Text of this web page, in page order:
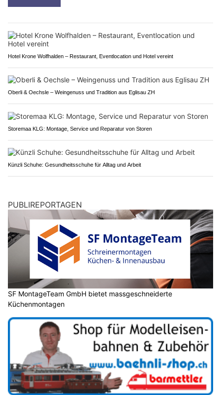
Hotel Krone Wolfhalden – Restaurant, Eventlocation und Hotel vereint
Oberli & Oechsle – Weingenuss und Tradition aus Eglisau ZH
Storemaa KLG: Montage, Service und Reparatur von Storen
Künzli Schuhe: Gesundheitsschuhe für Alltag und Arbeit
PUBLIREPORTAGEN
SF MontageTeam GmbH bietet massgeschneiderte
Küchenmontagen